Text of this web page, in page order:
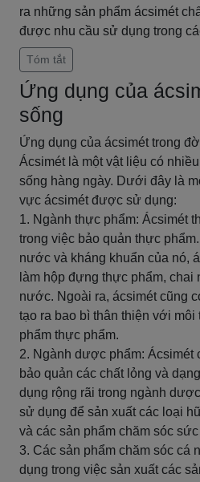
ra những sản phẩm ácsimét
được nhu cầu sử dụng trong
Tóm tắt
Ứng dụng của
sống
Ứng dụng của ácsimét trong
Ácsimét là một vật liệu có
sống hàng ngày. Dưới đây là
vực ácsimét được sử dụng:
1. Ngành thực phẩm: Ácsimét
trong việc bảo quản thực
nước và kháng khuẩn của nó,
làm hộp đựng thực phẩm,
nước. Ngoài ra, ácsimét cũng
tạo ra bao bì thân thiện với
phẩm thực phẩm.
2. Ngành dược phẩm: Ácsimét
bảo quản các chất lỏng và
dụng rộng rãi trong ngành
sử dụng để sản xuất các loại
và các sản phẩm chăm sóc
3. Các sản phẩm chăm sóc cá
dụng trong việc sản xuất các